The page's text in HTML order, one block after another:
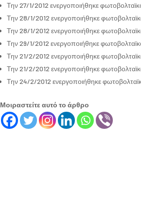
Την 27/1/2012 ενεργοποιήθηκε
Την 28/1/2012 ενεργοποιήθηκε
Την 28/1/2012 ενεργοποιήθηκε
Την 29/1/2012 ενεργοποιήθηκε
Την 21/2/2012 ενεργοποιήθηκε
Την 21/2/2012 ενεργοποιήθηκε
Την 24/2/2012 ενεργοποιήθηκε
Μοιραστείτε αυτό το άρθρο